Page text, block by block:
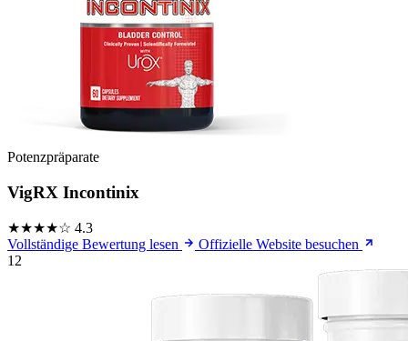
Potenzpräparate
VigRX Incontinix
★★★★☆ 4.3
Vollständige Bewertung lesen
Offizielle Website besuchen
12